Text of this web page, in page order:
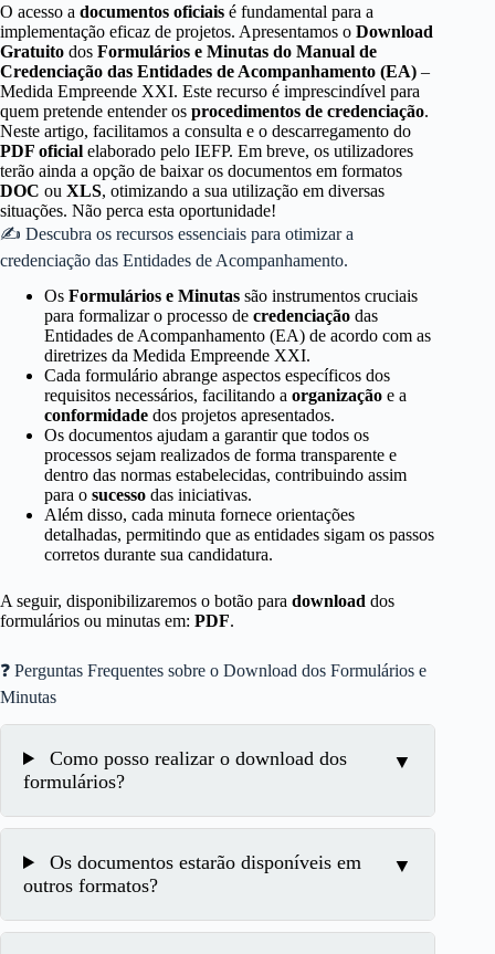
O acesso a documentos oficiais é fundamental para a
implementação eficaz de projetos. Apresentamos o Download
Gratuito dos Formulários e Minutas do Manual de
Credenciação das Entidades de Acompanhamento (EA) –
Medida Empreende XXI. Este recurso é imprescindível para
quem pretende entender os procedimentos de credenciação.
Neste artigo, facilitamos a consulta e o descarregamento do
PDF oficial elaborado pelo IEFP. Em breve, os utilizadores
terão ainda a opção de baixar os documentos em formatos
DOC ou XLS, otimizando a sua utilização em diversas
situações. Não perca esta oportunidade!
✍ Descubra os recursos essenciais para otimizar a
credenciação das Entidades de Acompanhamento.
Os Formulários e Minutas são instrumentos cruciais
para formalizar o processo de credenciação das
Entidades de Acompanhamento (EA) de acordo com as
diretrizes da Medida Empreende XXI.
Cada formulário abrange aspectos específicos dos
requisitos necessários, facilitando a organização e a
conformidade dos projetos apresentados.
Os documentos ajudam a garantir que todos os
processos sejam realizados de forma transparente e
dentro das normas estabelecidas, contribuindo assim
para o sucesso das iniciativas.
Além disso, cada minuta fornece orientações
detalhadas, permitindo que as entidades sigam os passos
corretos durante sua candidatura.
A seguir, disponibilizaremos o botão para download dos
formulários ou minutas em: PDF.
❓ Perguntas Frequentes sobre o Download dos Formulários e
Minutas
Como posso realizar o download dos
formulários?
Os documentos estarão disponíveis em
outros formatos?